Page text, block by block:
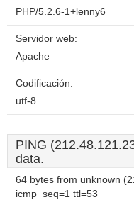
PHP/5.2.6-1+lenny6
Servidor web:
Apache
Codificación:
utf-8
PING
data.
64 bytes from unknown
icmp_seq=1 ttl=53